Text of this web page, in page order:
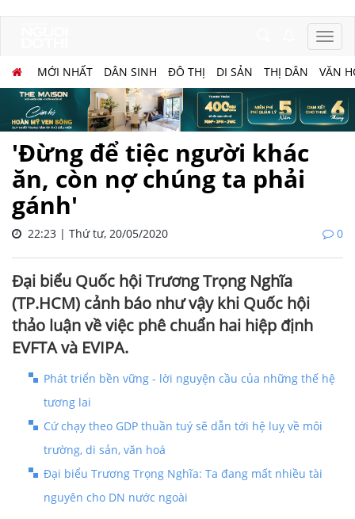
MỚI NHẤT DÂN SINH ĐÔ THỊ DI SẢN THỊ DÂN VĂN
'Đừng để tiệc người khác
ăn, còn nợ chúng ta phải
gánh'
22:23 | Thứ tư, 20/05/2020 0
Đại biểu Quốc hội Trương Trọng Nghĩa
(TP.HCM) cảnh báo như vậy khi Quốc hội
thảo luận về việc phê chuẩn hai hiệp định
EVFTA và EVIPA.
Phát triển bền vững - lời nguyện cầu của những thế hệ
tương lai
Cứ chạy theo GDP thuần tuý sẽ dẫn tới hệ luỵ về môi
trường, di sản, văn hoá
Đại biểu Trương Trọng Nghĩa: Ta đang mất nhiều tài
nguyên cho DN nước ngoài